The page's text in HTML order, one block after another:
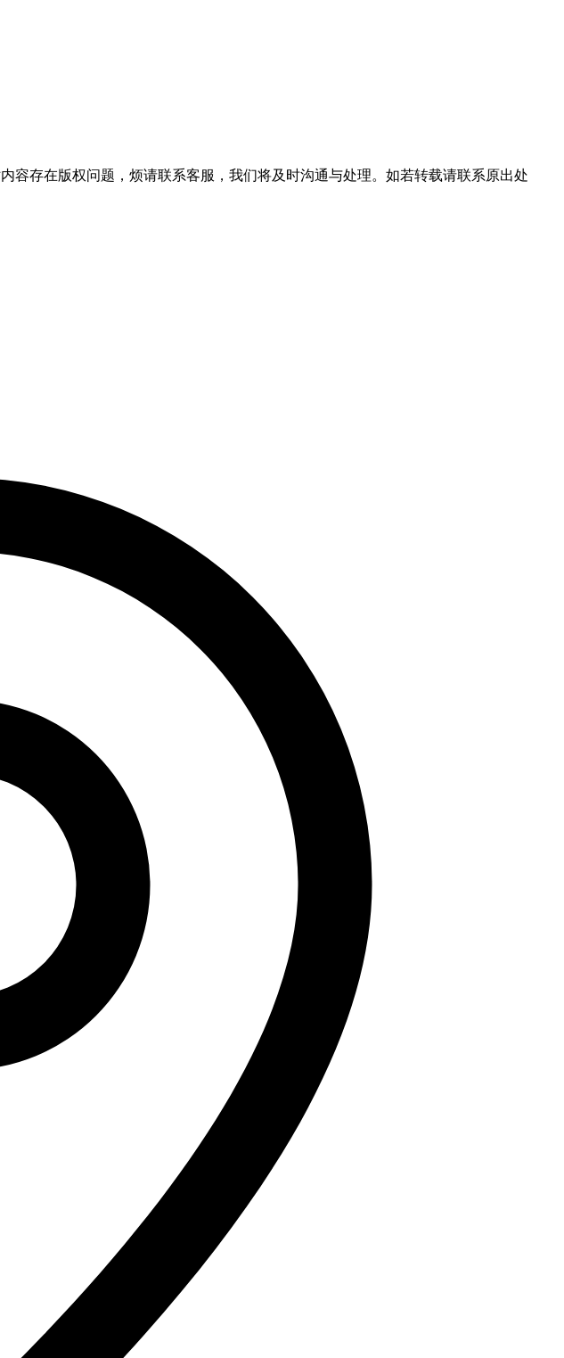
容存在版权问题，烦请联系客服，我们将及时沟通与处理。如若转载请联系原出处